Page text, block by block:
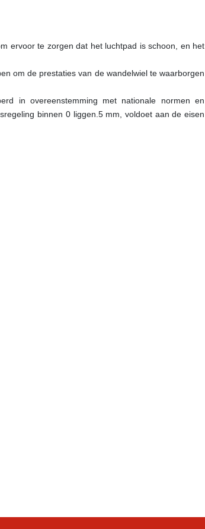
ervoor te zorgen dat het luchtpad is schoon, en het
om de prestaties van de wandelwiel te waarborgen
in overeenstemming met nationale normen en
binnen 0 liggen.5 mm, voldoet aan de eisen